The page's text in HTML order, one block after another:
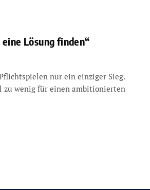
eine Lösung finden“
nur ein einziger Sieg.
wenig für einen ambitionierten